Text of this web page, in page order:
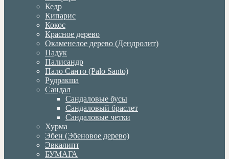
Кедр
Кипарис
Кокос
Красное дерево
Окаменелое дерево (Дендролит)
Падук
Палисандр
Пало Санто (Palo Santo)
Рудракша
Сандал
Сандаловые бусы
Сандаловый браслет
Сандаловые четки
Хурма
Эбен (Эбеновое дерево)
Эвкалипт
БУМАГА